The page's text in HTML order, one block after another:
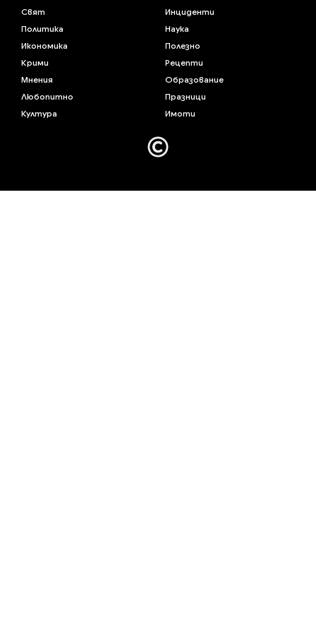
Свят
Политика
Икономика
Крими
Мнения
Любопитно
Култура
Инциденти
Наука
Полезно
Рецепти
Образование
Празници
Имоти